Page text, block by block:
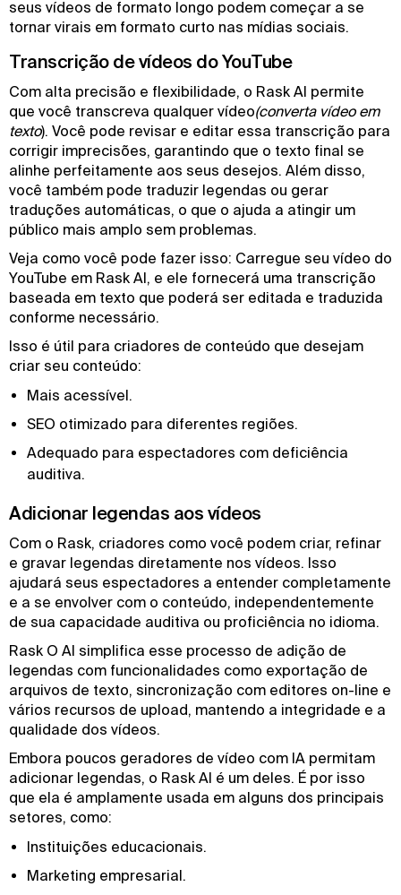
seus vídeos de formato longo podem começar a se
tornar virais em formato curto nas mídias sociais.
Transcrição de vídeos do YouTube
Com alta precisão e flexibilidade, o Rask AI permite
que você transcreva qualquer vídeo(converta vídeo em
texto). Você pode revisar e editar essa transcrição para
corrigir imprecisões, garantindo que o texto final se
alinhe perfeitamente aos seus desejos. Além disso,
você também pode traduzir legendas ou gerar
traduções automáticas, o que o ajuda a atingir um
público mais amplo sem problemas.
Veja como você pode fazer isso: Carregue seu vídeo do
YouTube em Rask AI, e ele fornecerá uma transcrição
baseada em texto que poderá ser editada e traduzida
conforme necessário.
Isso é útil para criadores de conteúdo que desejam
criar seu conteúdo:
Mais acessível.
SEO otimizado para diferentes regiões.
Adequado para espectadores com deficiência
auditiva.
Adicionar legendas aos vídeos
Com o Rask, criadores como você podem criar, refinar
e gravar legendas diretamente nos vídeos. Isso
ajudará seus espectadores a entender completamente
e a se envolver com o conteúdo, independentemente
de sua capacidade auditiva ou proficiência no idioma.
Rask O AI simplifica esse processo de adição de
legendas com funcionalidades como exportação de
arquivos de texto, sincronização com editores on-line e
vários recursos de upload, mantendo a integridade e a
qualidade dos vídeos.
Embora poucos geradores de vídeo com IA permitam
adicionar legendas, o Rask AI é um deles. É por isso
que ela é amplamente usada em alguns dos principais
setores, como:
Instituições educacionais.
Marketing empresarial.